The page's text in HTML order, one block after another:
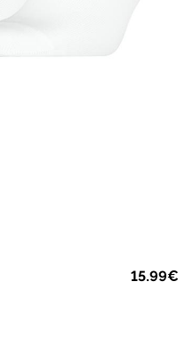
15.99€